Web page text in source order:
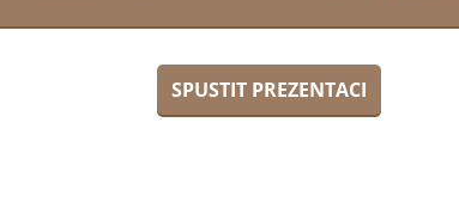
SPUSTIT PREZENTACI